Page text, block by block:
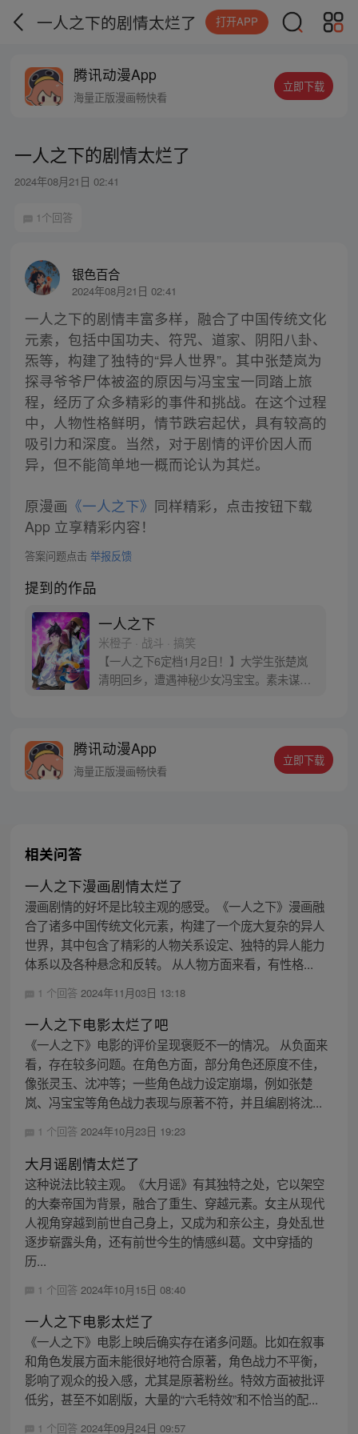
一人之下的剧情太烂了 打开APP
腾讯动漫App
海量正版漫画畅快看
立即下载
一人之下的剧情太烂了
2024年08月21日 02:41
1个回答
银色百合
2024年08月21日 02:41
一人之下的剧情丰富多样，融合了中国传统文化
元素，包括中国功夫、符咒、道家、阴阳八卦、
炁等，构建了独特的“异人世界”。其中张楚岚为
探寻爷爷尸体被盗的原因与冯宝宝一同踏上旅
程，经历了众多精彩的事件和挑战。在这个过程
中，人物性格鲜明，情节跌宕起伏，具有较高的
吸引力和深度。当然，对于剧情的评价因人而
异，但不能简单地一概而论认为其烂。
原漫画 《一人之下》 同样精彩，点击按钮下载
App 立享精彩内容！
答案问题点击 举报反馈
提到的作品
一人之下
米橙子 · 战斗 · 搞笑
【一人之下6定档1月2日！】大学生张楚岚
清明回乡，遭遇神秘少女冯宝宝。素未谋面
密，张楚岚的生活被彻底颠覆，与冯宝宝一
同踏上“异人”之旅。
腾讯动漫App
海量正版漫画畅快看
立即下载
相关问答
一人之下漫画剧情太烂了
漫画剧情的好坏是比较主观的感受。《一人之下》漫画融
合了诸多中国传统文化元素，构建了一个庞大复杂的异人
世界，其中包含了精彩的人物关系设定、独特的异人能力
体系以及各种悬念和反转。 从人物方面来看，有性格...
1 个回答 2024年11月03日 13:18
一人之下电影太烂了吧
《一人之下》电影的评价呈现褒贬不一的情况。 从负面来
看，存在较多问题。在角色方面，部分角色还原度不佳，
像张灵玉、沈冲等；一些角色战力设定崩塌，例如张楚
岚、冯宝宝等角色战力表现与原著不符，并且编剧将沈...
1 个回答 2024年10月23日 19:23
大月谣剧情太烂了
这种说法比较主观。《大月谣》有其独特之处，它以架空
的大秦帝国为背景，融合了重生、穿越元素。女主从现代
人视角穿越到前世自己身上，又成为和亲公主，身处乱世
逐步崭露头角，还有前世今生的情感纠葛。文中穿插的
历...
1 个回答 2024年10月15日 08:40
一人之下电影太烂了
《一人之下》电影上映后确实存在诸多问题。比如在叙事
和角色发展方面未能很好地符合原著，角色战力不平衡，
影响了观众的投入感，尤其是原著粉丝。特效方面被批评
低劣，甚至不如剧版，大量的“六毛特效”和不恰当的配...
1 个回答 2024年09月24日 09:57